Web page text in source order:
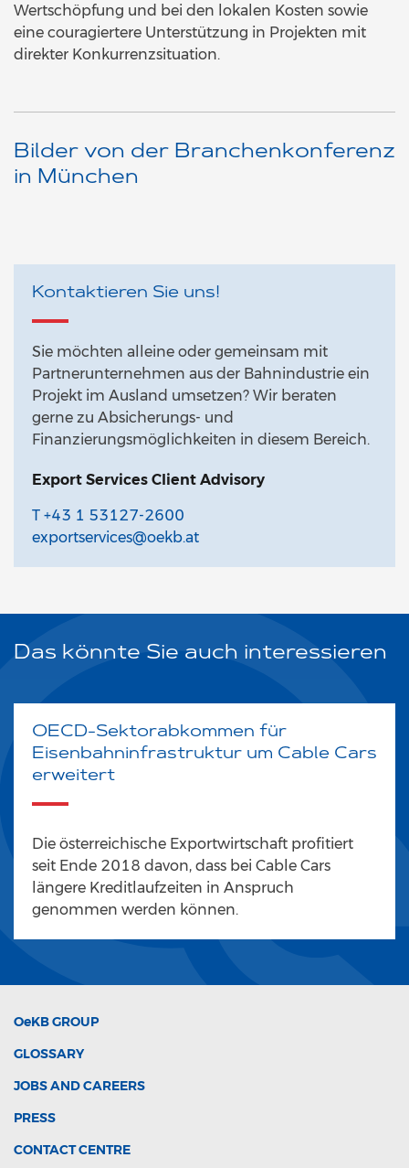
Wertschöpfung und bei den lokalen Kosten sowie
eine couragiertere Unterstützung in Projekten mit
direkter Konkurrenzsituation.
Bilder von der Branchenkonferenz
in München
Kontaktieren Sie uns!
Sie möchten alleine oder gemeinsam mit
Partnerunternehmen aus der Bahnindustrie ein
Projekt im Ausland umsetzen? Wir beraten
gerne zu Absicherungs- und
Finanzierungsmöglichkeiten in diesem Bereich.
Export Services Client Advisory
T +43 1 53127-2600
exportservices@oekb.at
Das könnte Sie auch interessieren
OECD-Sektorabkommen für
Eisenbahninfrastruktur um Cable Cars
erweitert
Die österreichische Exportwirtschaft profitiert
seit Ende 2018 davon, dass bei Cable Cars
längere Kreditlaufzeiten in Anspruch
genommen werden können.
OeKBGROUP
GLOSSARY
JOBS AND CAREERS
PRESS
CONTACT CENTRE